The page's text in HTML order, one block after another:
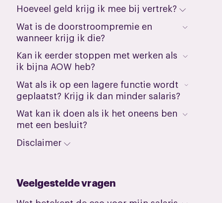
Hoeveel geld krijg ik mee bij vertrek?
Wat is de doorstroompremie en
wanneer krijg ik die?
Kan ik eerder stoppen met werken als
ik bijna AOW heb?
Wat als ik op een lagere functie wordt
geplaatst? Krijg ik dan minder salaris?
Wat kan ik doen als ik het oneens ben
met een besluit?
Disclaimer
Veelgestelde vragen